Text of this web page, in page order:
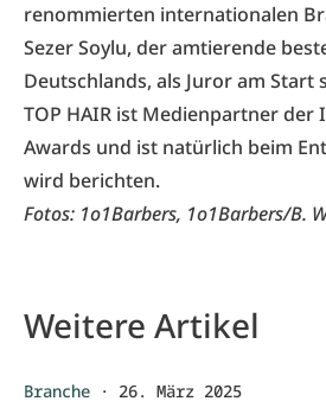
renommierten internationalen
Sezer Soylu, der amtierende
Deutschlands, als Juror am Start
TOP HAIR ist Medienpartner
Awards und ist natürlich beim
wird berichten.
Fotos: 1o1Barbers, 1o1Barbers/B.
Weitere Artikel
Branche · 26. März 2025